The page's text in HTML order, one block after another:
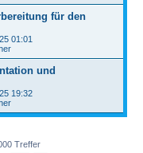
für den
01:01
und
19:32
Treffer